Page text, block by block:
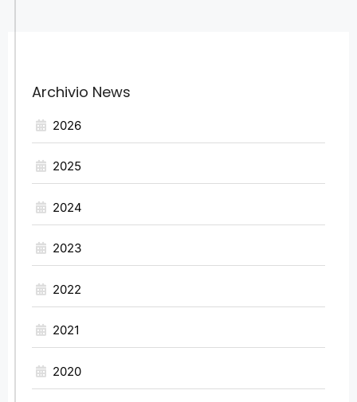
Archivio News
2026
2025
2024
2023
2022
2021
2020